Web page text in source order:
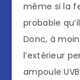
même si la
probable
Donc, à
l’extérieur
ampoule